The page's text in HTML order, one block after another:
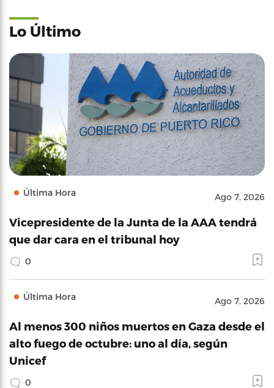
Lo Último
Última Hora Ago 7, 2026
Vicepresidente de la Junta de la AAA tendrá
que dar cara en el tribunal hoy
0
Última Hora Ago 7, 2026
Al menos 300 niños muertos en Gaza desde el
alto fuego de octubre: uno al día, según
Unicef
0